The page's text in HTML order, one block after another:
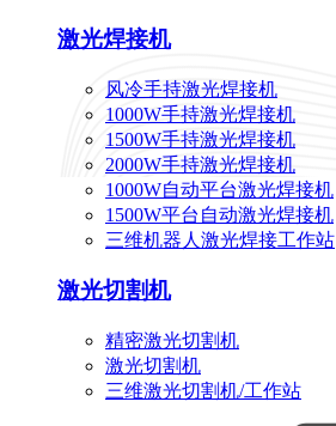
激光焊接机
风冷手持激光焊接机
1000W手持激光焊接机
1500W手持激光焊接机
2000W手持激光焊接机
1000W自动平台激光焊接机
1500W平台自动激光焊接机
三维机器人激光焊接工作站
激光切割机
精密激光切割机
激光切割机
三维激光切割机/工作站